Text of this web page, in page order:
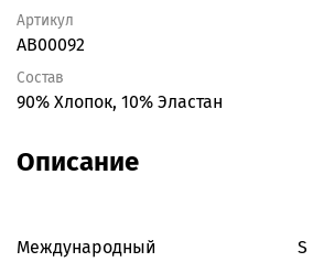
Артикул
AB00092
Состав
90% Хлопок, 10% Эластан
Описание
Международный S